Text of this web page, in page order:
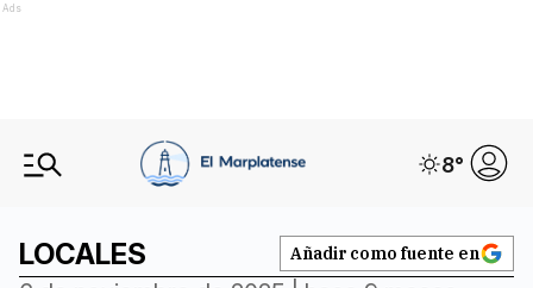
Ads
8°
LOCALES Añadir como fuente en